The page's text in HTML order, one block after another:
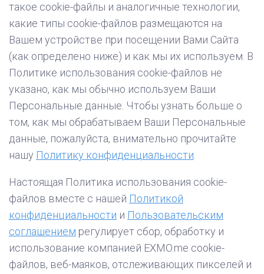
такое cookie-файлы и аналогичные технологии,
какие типы cookie-файлов размещаются на
Вашем устройстве при посещении Вами Сайта
(как определено ниже) и как мы их используем. В
Политике использования cookie-файлов не
указано, как мы обычно используем Ваши
Персональные данные. Чтобы узнать больше о
том, как мы обрабатываем Ваши Персональные
данные, пожалуйста, внимательно прочитайте
нашу Политику конфиденциальности
Настоящая Политика использования cookie-
файлов вместе с нашей Политикой
конфиденциальности и Пользовательским
соглашением регулирует сбор, обработку и
использование компанией EXMO.me cookie-
файлов, веб-маяков, отслеживающих пикселей и